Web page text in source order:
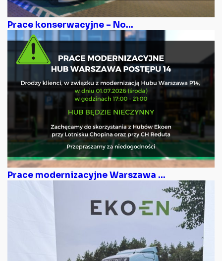
Prace konserwacyjne – No...
Prace modernizacyjne Warszawa ...